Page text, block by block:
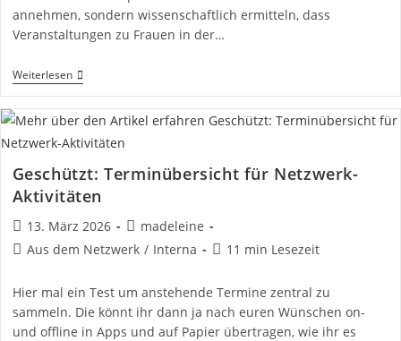
annehmen, sondern wissenschaftlich ermitteln, dass
Veranstaltungen zu Frauen in der…
WeiterlesenWissenschaftliche
Begleitung
Projekt
Geschützt: Terminübersicht für Netzwerk-
Aktivitäten
Beitrag
veröffentlicht:
13. März 2026
Beitrags-
Autor:
madeleine
Beitrags-
Aus dem Netzwerk / Interna Lesedauer:
11 min Lesezeit
Hier mal ein Test um anstehende Termine zentral zu
sammeln. Die könnt ihr dann ja nach euren Wünschen on-
und offline in Apps und auf Papier übertragen, wie ihr es